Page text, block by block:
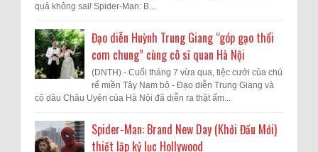
quả không sai! Spider-Man: B...
Đạo diễn Huỳnh Trung Giang “góp gạo thổi
cơm chung” cùng cô sĩ quan Hà Nội
(DNTH) - Cuối tháng 7 vừa qua, tiệc cưới của chú
rể miền Tây Nam bộ - Đạo diễn Trung Giang và
cô dâu Châu Uyên của Hà Nội đã diễn ra thật ấm...
Spider-Man: Brand New Day (Khởi Đầu Mới)
thiết lập kỷ lục Hollywood